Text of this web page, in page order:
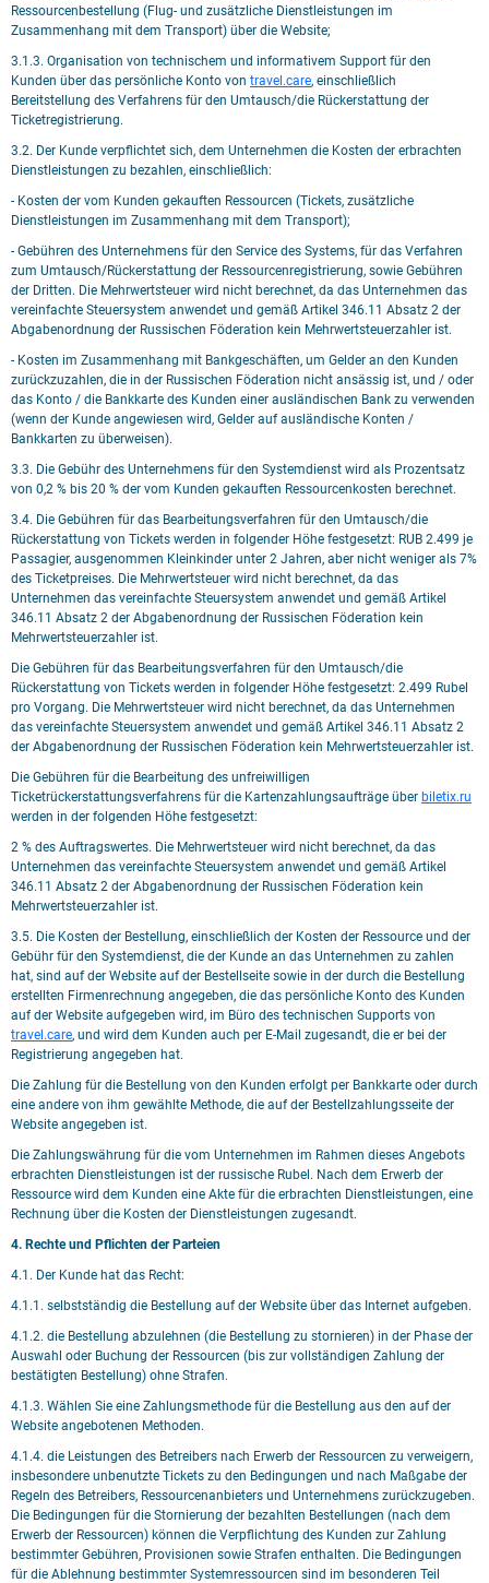
Ressourcenbestellung (Flug- und zusätzliche Dienstleistungen im
Zusammenhang mit dem Transport) über die Website;
3.1.3. Organisation von technischem und informativem Support für den
Kunden über das persönliche Konto von travel.care, einschließlich
Bereitstellung des Verfahrens für den Umtausch/die Rückerstattung der
Ticketregistrierung.
3.2. Der Kunde verpflichtet sich, dem Unternehmen die Kosten der erbrachten
Dienstleistungen zu bezahlen, einschließlich:
- Kosten der vom Kunden gekauften Ressourcen (Tickets, zusätzliche
Dienstleistungen im Zusammenhang mit dem Transport);
- Gebühren des Unternehmens für den Service des Systems, für das Verfahren
zum Umtausch/Rückerstattung der Ressourcenregistrierung, sowie Gebühren
der Dritten. Die Mehrwertsteuer wird nicht berechnet, da das Unternehmen das
vereinfachte Steuersystem anwendet und gemäß Artikel 346.11 Absatz 2 der
Abgabenordnung der Russischen Föderation kein Mehrwertsteuerzahler ist.
- Kosten im Zusammenhang mit Bankgeschäften, um Gelder an den Kunden
zurückzuzahlen, die in der Russischen Föderation nicht ansässig ist, und / oder
das Konto / die Bankkarte des Kunden einer ausländischen Bank zu verwenden
(wenn der Kunde angewiesen wird, Gelder auf ausländische Konten /
Bankkarten zu überweisen).
3.3. Die Gebühr des Unternehmens für den Systemdienst wird als Prozentsatz
von 0,2 % bis 20 % der vom Kunden gekauften Ressourcenkosten berechnet.
3.4. Die Gebühren für das Bearbeitungsverfahren für den Umtausch/die
Rückerstattung von Tickets werden in folgender Höhe festgesetzt: RUB 2.499 je
Passagier, ausgenommen Kleinkinder unter 2 Jahren, aber nicht weniger als 7%
des Ticketpreises. Die Mehrwertsteuer wird nicht berechnet, da das
Unternehmen das vereinfachte Steuersystem anwendet und gemäß Artikel
346.11 Absatz 2 der Abgabenordnung der Russischen Föderation kein
Mehrwertsteuerzahler ist.
Die Gebühren für das Bearbeitungsverfahren für den Umtausch/die
Rückerstattung von Tickets werden in folgender Höhe festgesetzt: 2.499 Rubel
pro Vorgang. Die Mehrwertsteuer wird nicht berechnet, da das Unternehmen
das vereinfachte Steuersystem anwendet und gemäß Artikel 346.11 Absatz 2
der Abgabenordnung der Russischen Föderation kein Mehrwertsteuerzahler ist.
Die Gebühren für die Bearbeitung des unfreiwilligen
Ticketrückerstattungsverfahrens für die Kartenzahlungsaufträge über biletix.ru
werden in der folgenden Höhe festgesetzt:
2 % des Auftragswertes. Die Mehrwertsteuer wird nicht berechnet, da das
Unternehmen das vereinfachte Steuersystem anwendet und gemäß Artikel
346.11 Absatz 2 der Abgabenordnung der Russischen Föderation kein
Mehrwertsteuerzahler ist.
3.5. Die Kosten der Bestellung, einschließlich der Kosten der Ressource und der
Gebühr für den Systemdienst, die der Kunde an das Unternehmen zu zahlen
hat, sind auf der Website auf der Bestellseite sowie in der durch die Bestellung
erstellten Firmenrechnung angegeben, die das persönliche Konto des Kunden
auf der Website aufgegeben wird, im Büro des technischen Supports von
travel.care, und wird dem Kunden auch per E-Mail zugesandt, die er bei der
Registrierung angegeben hat.
Die Zahlung für die Bestellung von den Kunden erfolgt per Bankkarte oder durch
eine andere von ihm gewählte Methode, die auf der Bestellzahlungsseite der
Website angegeben ist.
Die Zahlungswährung für die vom Unternehmen im Rahmen dieses Angebots
erbrachten Dienstleistungen ist der russische Rubel. Nach dem Erwerb der
Ressource wird dem Kunden eine Akte für die erbrachten Dienstleistungen, eine
Rechnung über die Kosten der Dienstleistungen zugesandt.
4. Rechte und Pflichten der Parteien
4.1. Der Kunde hat das Recht:
4.1.1. selbstständig die Bestellung auf der Website über das Internet aufgeben.
4.1.2. die Bestellung abzulehnen (die Bestellung zu stornieren) in der Phase der
Auswahl oder Buchung der Ressourcen (bis zur vollständigen Zahlung der
bestätigten Bestellung) ohne Strafen.
4.1.3. Wählen Sie eine Zahlungsmethode für die Bestellung aus den auf der
Website angebotenen Methoden.
4.1.4. die Leistungen des Betreibers nach Erwerb der Ressourcen zu verweigern,
insbesondere unbenutzte Tickets zu den Bedingungen und nach Maßgabe der
Regeln des Betreibers, Ressourcenanbieters und Unternehmens zurückzugeben.
Die Bedingungen für die Stornierung der bezahlten Bestellungen (nach dem
Erwerb der Ressourcen) können die Verpflichtung des Kunden zur Zahlung
bestimmter Gebühren, Provisionen sowie Strafen enthalten. Die Bedingungen
für die Ablehnung bestimmter Systemressourcen sind im besonderen Teil